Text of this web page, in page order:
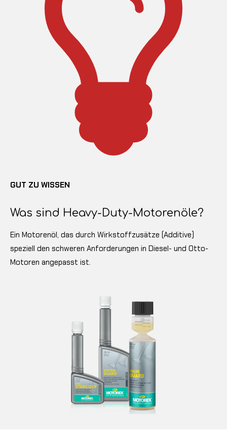
GUT ZU WISSEN
Was sind Heavy-Duty-Motorenöle?
Ein Motorenöl, das durch Wirkstoffzusätze (Additive)
speziell den schweren Anforderungen in Diesel- und Otto-
Motoren angepasst ist.